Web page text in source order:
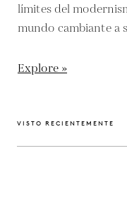
límites del
mundo cambiante a
Explore »
VISTO RECIENTEMENTE